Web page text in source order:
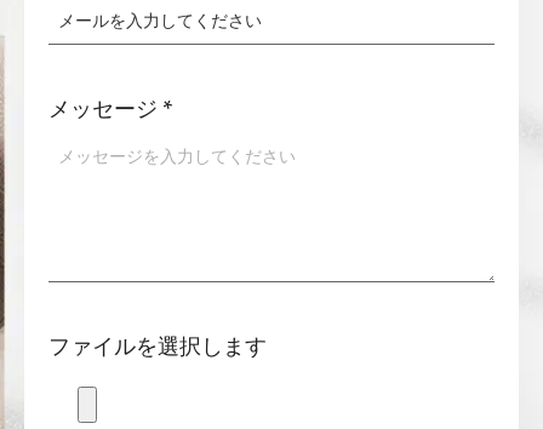
メッセージ *
ファイルを選択します